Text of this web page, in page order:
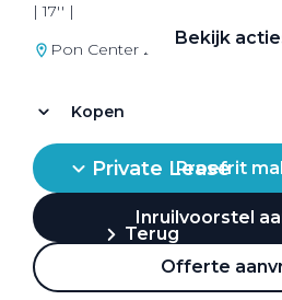
Bekijk
Private Lease
Terug
| 17'' |
Pon Center Zeist
Kopen
Proefrit
Inruilvoorstel
Offerte